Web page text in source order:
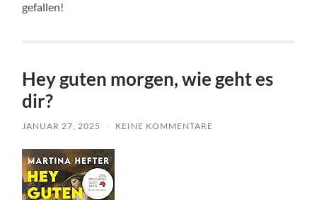
gefallen!
Hey guten morgen, wie geht es
dir?
JANUAR 27, 2025 / KEINE KOMMENTARE